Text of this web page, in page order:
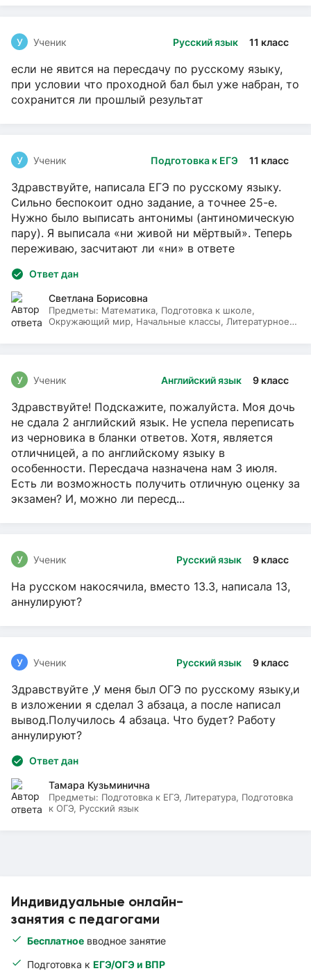
Индивидуальные онлайн-
занятия с педагогами
Бесплатное вводное занятие
Подготовка к ЕГЭ/ОГЭ и ВПР
Русский язык 11 класс
У Ученик
если не явится на пересдачу по русскому языку,
при условии что проходной бал был уже набран, то
сохранится ли прошлый результат
Подготовка к ЕГЭ 11 класс
У Ученик
Здравствуйте, написала ЕГЭ по русскому языку.
Сильно беспокоит одно задание, а точнее 25-е.
Нужно было выписать антонимы (антиномическую
пару). Я выписала «ни живой ни мёртвый». Теперь
переживаю, засчитают ли «ни» в ответе
Ответ дан
Светлана Борисовна
Предметы: Математика, Подготовка к школе,
Окружающий мир, Начальные классы, Литературное
Английский язык 9 класс
У Ученик
Здравствуйте! Подскажите, пожалуйста. Моя дочь
не сдала 2 английский язык. Не успела переписать
из черновика в бланки ответов. Хотя, является
отличницей, а по английскому языку в
особенности. Пересдача назначена нам 3 июля.
Есть ли возможность получить отличную оценку за
экзамен? И, можно ли пересд...
Русский язык 9 класс
У Ученик
На русском накосячила, вместо 13.3, написала 13,
аннулируют?
Русский язык 9 класс
У Ученик
Здравствуйте ,У меня был ОГЭ по русскому языку,и
в изложении я сделал 3 абзаца, а после написал
вывод.Получилось 4 абзаца. Что будет? Работу
аннулируют?
Ответ дан
Тамара Кузьминична
Предметы: Подготовка к ЕГЭ, Литература, Подготовка
к ОГЭ, Русский язык